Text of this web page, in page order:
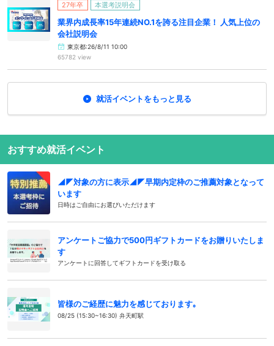
27年卒 本選考説明会
業界内成長率15年連続NO.1を誇る注目企業！ 人気上位の
会社説明会
東京都:26/8/11 10:00
65782 view
就活イベントをもっと見る
おすすめ就活イベント
◢◤対象の方に表示◢◤早期内定枠のご推薦対象となって
います
日時はご自由にお選びいただけます
アンケートご協力で500円ギフトカードをお贈りいたしま
す
アンケートに回答してギフトカードを受け取る
皆様のご経歴に魅力を感じております｡
08/25 (15:30~16:30) 弁天町駅